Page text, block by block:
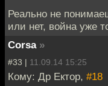
Реально не
или нет, война уже
Corsa »
#33 | 11.09.14 15:25
Кому: Др Ектор, #18